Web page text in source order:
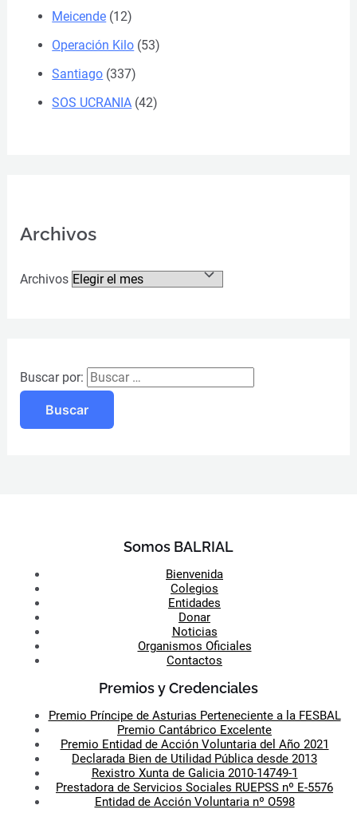
Meicende (12)
Operación Kilo (53)
Santiago (337)
SOS UCRANIA (42)
Archivos
Archivos
Buscar por:
Somos BALRIAL
Bienvenida
Colegios
Entidades
Donar
Noticias
Organismos Oficiales
Contactos
Premios y Credenciales
Premio Príncipe de Asturias Perteneciente a la FESBAL
Premio Cantábrico Excelente
Premio Entidad de Acción Voluntaria del Año 2021
Declarada Bien de Utilidad Pública desde 2013
Rexistro Xunta de Galicia 2010-14749-1
Prestadora de Servicios Sociales RUEPSS nº E-5576
Entidad de Acción Voluntaria nº O598